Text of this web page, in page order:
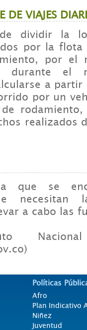
DE VIAJES
dividir la
por la flota
por el
durante el
a
por un
realizados
que se
necesitan
a cabo las
Políticas
Afro
Plan Indicativo
Niñez
Juventud